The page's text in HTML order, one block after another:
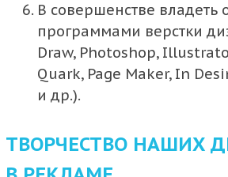
В совершенстве владеть
программами верстки
Draw, Photoshop,
Quark, Page Maker, In
и др.).
ТВОРЧЕСТВО НАШИХ